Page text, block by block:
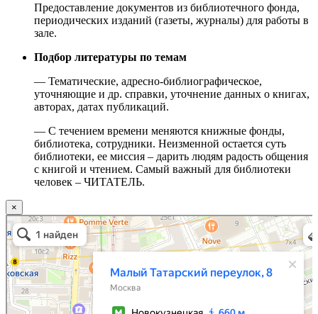
Предоставление документов из библиотечного фонда,
периодических изданий (газеты, журналы) для работы в
зале.
Подбор литературы по темам
— Тематические, адресно-библиографическое,
уточняющие и др. справки, уточнение данных о книгах,
авторах, датах публикаций.
— С течением времени меняются книжные фонды,
библиотека, сотрудники. Неизменной остается суть
библиотеки, ее миссия – дарить людям радость общения
с книгой и чтением. Самый важный для библиотеки
человек – ЧИТАТЕЛЬ.
×
Москва
Малый Татарский переулок, 8 на карте Москвы, ближайшее метро Новокузнецкая —
Яндекс.Карты